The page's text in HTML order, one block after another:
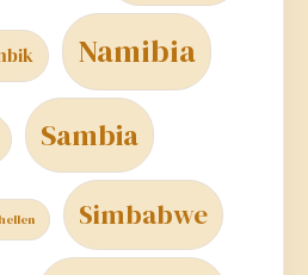
Namibia
Sambia
Simbabwe